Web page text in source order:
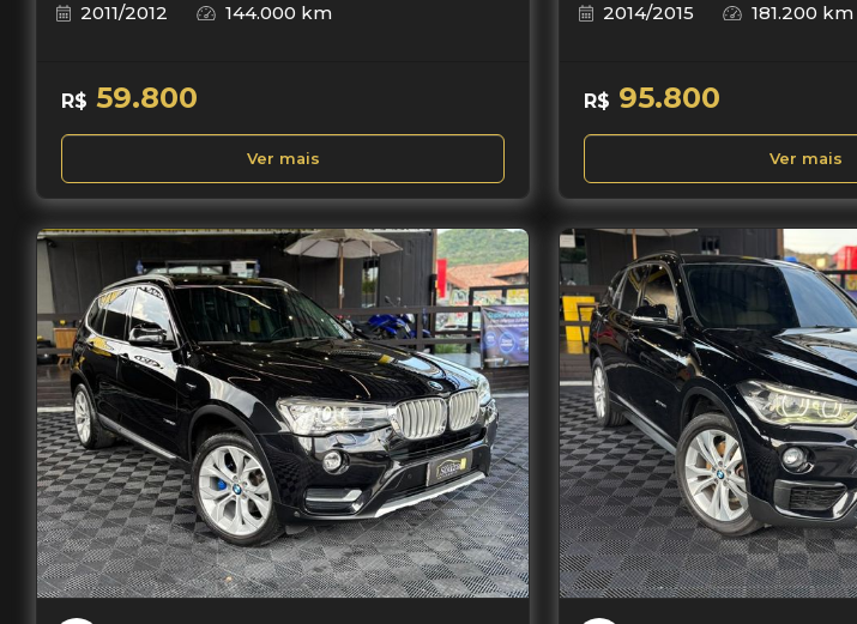
2011/2012
144.000 km
R$ 59.800
Ver mais
2014/2015
181.200 km
R$ 95.800
Ver mais